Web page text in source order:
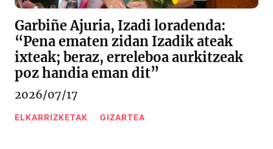
Garbiñe Ajuria, Izadi loradenda:
“Pena ematen zidan Izadik ateak
ixteak; beraz, erreleboa aurkitzeak
poz handia eman dit”
2026/07/17
ELKARRIZKETAK GIZARTEA